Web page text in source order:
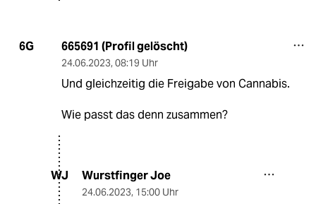
6G 665691 (Profil gelöscht)
24.06.2023, 08:19 Uhr
Und gleichzeitig die Freigabe von Cannabis.
Wie passt das denn zusammen?
WJ Wurstfinger Joe
24.06.2023, 15:00 Uhr